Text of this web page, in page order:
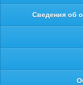
Сведения об